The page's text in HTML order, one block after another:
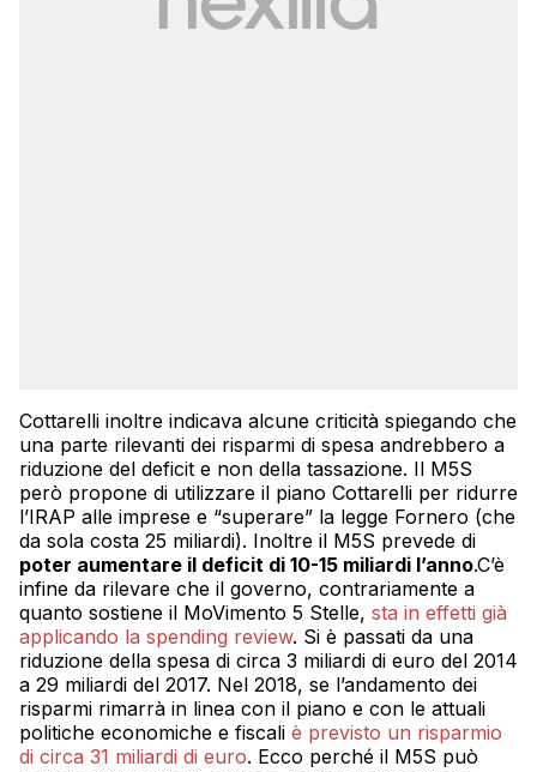
Cottarelli inoltre indicava alcune criticità spiegando che
una parte rilevanti dei risparmi di spesa andrebbero a
riduzione del deficit e non della tassazione. Il M5S
però propone di utilizzare il piano Cottarelli per ridurre
l’IRAP alle imprese e “superare” la legge Fornero (che
da sola costa 25 miliardi). Inoltre il M5S prevede di
poter aumentare il deficit di 10-15 miliardi l’anno.C’è
infine da rilevare che il governo, contrariamente a
quanto sostiene il MoVimento 5 Stelle, sta in effetti già
applicando la spending review. Si è passati da una
riduzione della spesa di circa 3 miliardi di euro del 2014
a 29 miliardi del 2017. Nel 2018, se l’andamento dei
risparmi rimarrà in linea con il piano e con le attuali
politiche economiche e fiscali è previsto un risparmio
di circa 31 miliardi di euro. Ecco perché il M5S può